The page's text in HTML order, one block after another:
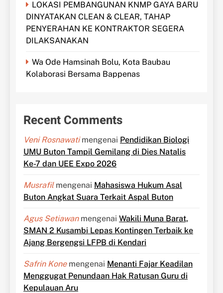
LOKASI PEMBANGUNAN KNMP GAYA BARU
DINYATAKAN CLEAN & CLEAR, TAHAP
PENYERAHAN KE KONTRAKTOR SEGERA
DILAKSANAKAN
Wa Ode Hamsinah Bolu, Kota Baubau
Kolaborasi Bersama Bappenas
Recent Comments
Veni Rosnawatimengenai Pendidikan Biologi
UMU Buton Tampil Gemilang di Dies Natalis
Ke-7 dan UEE Expo 2026
Musrafilmengenai Mahasiswa Hukum Asal
Buton Angkat Suara Terkait Aspal Buton
Agus Setiawanmengenai Wakili Muna Barat,
SMAN 2 Kusambi Lepas Kontingen Terbaik ke
Ajang Bergengsi LFPB di Kendari
Safrin Konemengenai Menanti Fajar Keadilan
Menggugat Penundaan Hak Ratusan Guru di
Kepulauan Aru